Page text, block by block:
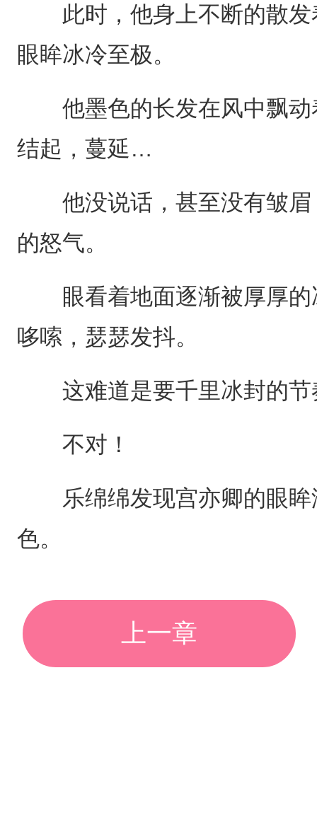
此时，他身上不断的散发
眼眸冰冷至极。
他墨色的长发在风中飘动
结起，蔓延…
他没说话，甚至没有皱眉
的怒气。
眼看着地面逐渐被厚厚的
哆嗦，瑟瑟发抖。
这难道是要千里冰封的节
不对！
乐绵绵发现宫亦卿的眼眸
色。
上一章